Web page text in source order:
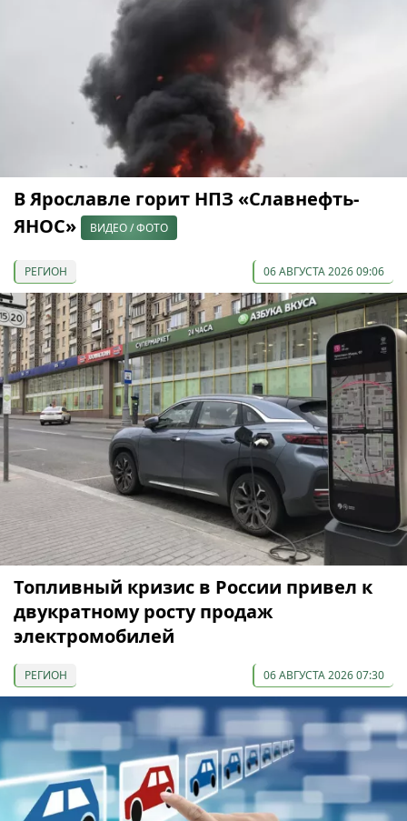
В Ярославле горит НПЗ «Славнефть-
ЯНОС»
ВИДЕО / ФОТО
РЕГИОН 06 АВГУСТА 2026 09:06
Топливный кризис в России привел к
двукратному росту продаж
электромобилей
РЕГИОН 06 АВГУСТА 2026 07:30